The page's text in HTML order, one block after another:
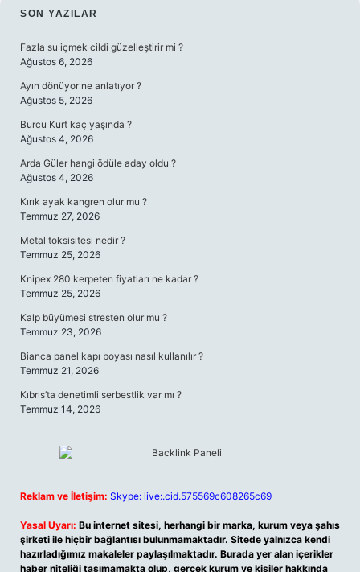
SIDEBAR
SON YAZILAR
Fazla su içmek cildi güzelleştirir mi ?
Ağustos 6, 2026
Ayın dönüyor ne anlatıyor ?
Ağustos 5, 2026
Burcu Kurt kaç yaşında ?
Ağustos 4, 2026
Arda Güler hangi ödüle aday oldu ?
Ağustos 4, 2026
Kırık ayak kangren olur mu ?
Temmuz 27, 2026
Metal toksisitesi nedir ?
Temmuz 25, 2026
Knipex 280 kerpeten fiyatları ne kadar ?
Temmuz 25, 2026
Kalp büyümesi stresten olur mu ?
Temmuz 23, 2026
Bianca panel kapı boyası nasıl kullanılır ?
Temmuz 21, 2026
Kıbrıs’ta denetimli serbestlik var mı ?
Temmuz 14, 2026
Reklam ve İletişim: Skype: live:.cid.575569c608265c69
Yasal Uyarı: Bu internet sitesi, herhangi bir marka, kurum veya şahıs
şirketi ile hiçbir bağlantısı bulunmamaktadır. Sitede yalnızca kendi
hazırladığımız makaleler paylaşılmaktadır. Burada yer alan içerikler
haber niteliği taşımamakta olup, gerçek kurum ve kişiler hakkında